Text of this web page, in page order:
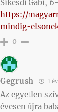
Sikesdi Gabi,
https://
mindig-
0
Gegrush 1
Az egyetlen
évesen újra